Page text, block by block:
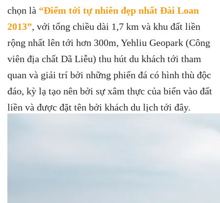
chọn là “Điểm tới tự nhiên đẹp nhất Đài Loan
2013”, với tổng chiều dài 1,7 km và khu đất liền
rộng nhất lên tới hơn 300m, Yehliu Geopark (Công
viên địa chất Dã Liễu) thu hút du khách tới tham
quan và giải trí bởi những phiến đá có hình thù độc
đáo, kỳ lạ tạo nên bởi sự xâm thực của biển vào đất
liền và được đặt tên bởi khách du lịch tới đây.